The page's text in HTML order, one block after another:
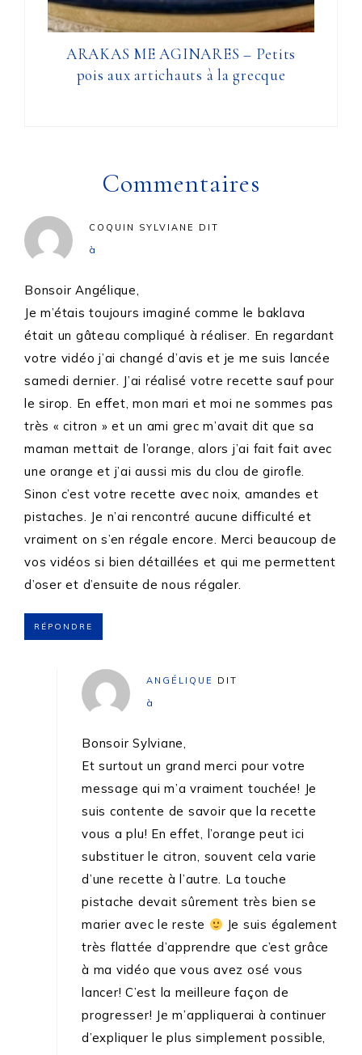
ARAKAS ME AGINARES – Petits
pois aux artichauts à la grecque
Commentaires
COQUIN SYLVIANE DIT
à
Bonsoir Angélique,
Je m’étais toujours imaginé comme le baklava
était un gâteau compliqué à réaliser. En regardant
votre vidéo j’ai changé d’avis et je me suis lancée
samedi dernier. J’ai réalisé votre recette sauf pour
le sirop. En effet, mon mari et moi ne sommes pas
très « citron » et un ami grec m’avait dit que sa
maman mettait de l’orange, alors j’ai fait fait avec
une orange et j’ai aussi mis du clou de girofle.
Sinon c’est votre recette avec noix, amandes et
pistaches. Je n’ai rencontré aucune difficulté et
vraiment on s’en régale encore. Merci beaucoup de
vos vidéos si bien détaillées et qui me permettent
d’oser et d’ensuite de nous régaler.
RÉPONDRE
ANGÉLIQUE DIT
à
Bonsoir Sylviane,
Et surtout un grand merci pour votre
message qui m’a vraiment touchée! Je
suis contente de savoir que la recette
vous a plu! En effet, l’orange peut ici
substituer le citron, souvent cela varie
d’une recette à l’autre. La touche
pistache devait sûrement très bien se
marier avec le reste
Je suis également
très flattée d’apprendre que c’est grâce
à ma vidéo que vous avez osé vous
lancer! C’est la meilleure façon de
progresser! Je m’appliquerai à continuer
d’expliquer le plus simplement possible,